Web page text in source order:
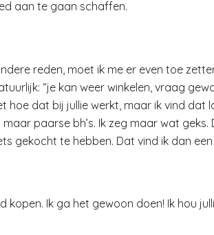
aan te gaan schaffen.
reden, moet ik me er even toe
“je kan weer winkelen, vraag
hoe dat bij jullie werkt, maar ik vind dat
paarse bh’s. Ik zeg maar wat geks.
gekocht te hebben. Dat vind ik dan
kopen. Ik ga het gewoon doen! Ik hou